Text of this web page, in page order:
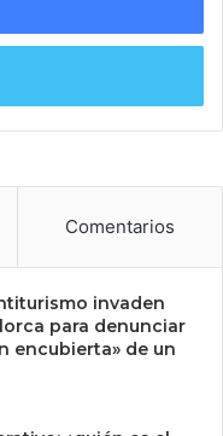
Comentarios
invaden
para denunciar
encubierta» de un